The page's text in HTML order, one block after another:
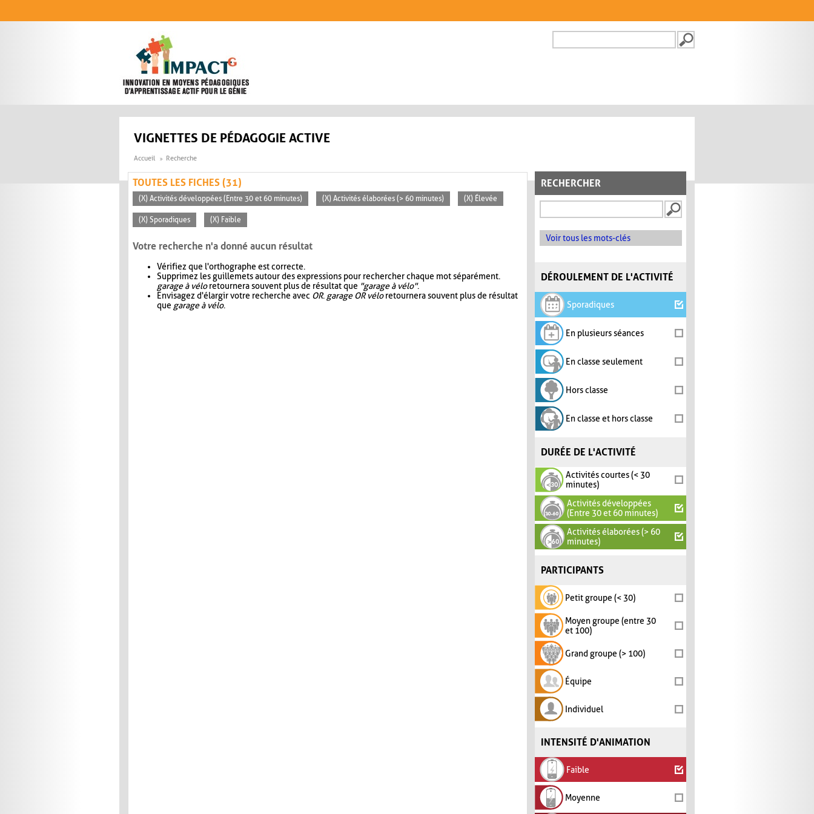
FORMULAIRE DE
VIGNETTES DE PÉDAGOGIE ACTIVE
Accueil Recherche
RECHERCHER
Voir tous les mots-clés
DÉROULEMENT DE L'ACTIVITÉ
Sporadiques
En plusieurs séances
En classe seulement
Hors classe
En classe et hors classe
DURÉE DE L'ACTIVITÉ
Activités courtes (< 30
minutes)
Activités développées
(Entre 30 et 60 minutes)
Activités élaborées (> 60
minutes)
PARTICIPANTS
Petit groupe (< 30)
Moyen groupe (entre 30
et 100)
Grand groupe (> 100)
Équipe
Individuel
INTENSITÉ D'ANIMATION
Faible
Moyenne
TOUTES LES FICHES (31)
(X) Activités développées (Entre 30 et 60 minutes) (X) Activités élaborées (> 60 minutes) (X) Élevée
(X) Sporadiques (X) Faible
Votre recherche n'a donné aucun résultat
Vérifiez que l'orthographe est correcte.
Supprimez les guillemets autour des expressions pour rechercher chaque mot séparément.
garage à véloretournera souvent plus de résultat que "garage à vélo".
Envisagez d'élargir votre recherche avec OR. garage OR véloretournera souvent plus de résultat
que garage à vélo.